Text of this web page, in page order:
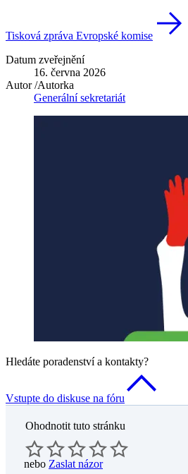
Tisková zpráva Evropské komise
Datum zveřejnění
16. června 2026
Autor /Autorka
Generální sekretariát
Hledáte poradenství a kontakty?
Vstupte do diskuse na fóru
Ohodnotit tuto stránku
nebo Zaslat názor